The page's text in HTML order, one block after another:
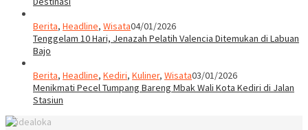
Berita, Headline, Wisata04/01/2026
Tenggelam 10 Hari, Jenazah Pelatih Valencia Ditemukan di Labuan
Bajo
Berita, Headline, Kediri, Kuliner, Wisata03/01/2026
Menikmati Pecel Tumpang Bareng Mbak Wali Kota Kediri di Jalan
Stasiun